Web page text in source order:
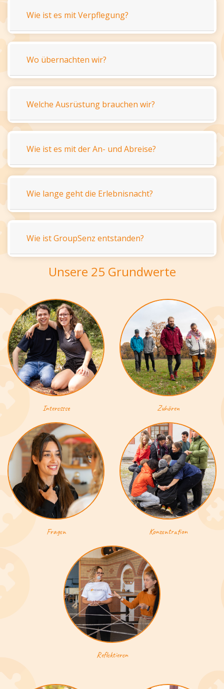
Wie ist es mit Verpflegung?
Wo übernachten wir?
Welche Ausrüstung brauchen wir?
Wie ist es mit der An- und Abreise?
Wie lange geht die Erlebnisnacht?
Wie ist GroupSenz entstanden?
Unsere 25 Grundwerte
Interessse Zuhören
Fragen Konzentration
Reflektieren